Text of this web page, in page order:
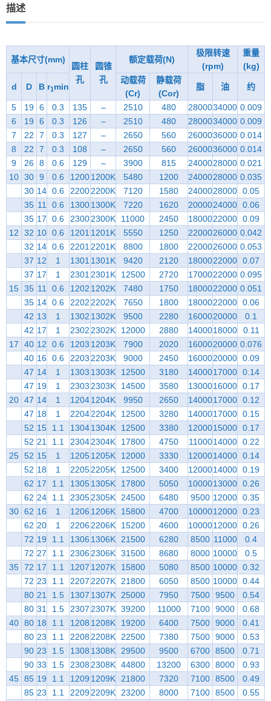
描述
基本尺寸(mm)
圆柱
孔
圆锥
孔
额定载荷(N)
极限转速
(rpm)
重量
(kg)
d D B r1min
动载荷
(Cr)
静载荷
(Cor)
脂 油 约
5 19 6 0.3 135 – 2510 480 2800034000 0.009
6
19 6 0.3 126 – 2510 480 2800034000 0.009
7
22 7 0.3 127 – 2650 560 2600036000 0.014
8
22 7 0.3 108 – 2650 560 2600036000 0.014
9
26 8 0.6 129 – 3900 815 2400028000 0.021
10 30 9 0.6 12001200K 5480 1200 2400028000 0.035
30 14 0.6 22002200K 7120 1580 2400028000 0.05
35 11 0.6 13001300K 7220 1620 2000024000 0.06
35 17 0.6 23002300K 11000 2450 1800022000 0.09
12
32 10 0.6 1201 1201K 5550 1250 2200026000 0.042
32 14 0.6 22012201K 8800 1800 2200026000 0.053
37 12 1 1301 1301K 9420 2120 1800022000 0.07
37 17 1 23012301K 12500 2720 1700022000 0.095
15 35 11 0.6 1202 1202K 7480 1750 1800022000 0.051
35 14 0.6 22022202K 7650 1800 1800022000 0.06
42 13 1 1302 1302K 9500 2280 1600020000
0.1
42 17 1 23022302K 12000 2880 1400018000
0.11
17
40 12 0.6 1203 1203K 7900 2020 1600020000 0.076
40 16 0.6 22032203K 9000 2450 1600020000 0.09
47 14 1 1303 1303K 12500 3180 1400017000 0.14
47 19 1 23032303K 14500 3580 1300016000 0.17
20 47 14 1 12041204K 9950 2650 1400017000 0.12
47 18 1 22042204K 12500 3280 1400017000 0.15
52 15 1.1 13041304K 12500 3380 1200015000 0.17
52 21 1.1 23042304K 17800 4750 1100014000 0.22
25 52 15 1 12051205K 12000 3330 1200014000 0.14
52 18 1 22052205K 12500 3400 1200014000 0.19
62 17 1.1 13051305K 17800 5050 1000013000 0.26
62 24 1.1 23052305K 24500 6480 9500 12000 0.35
30 62 16 1 1206 1206K 15800 4700 1000012000 0.23
62 20 1 22062206K 15200 4600 1000012000 0.26
72 19 1.1 1306 1306K 21500 6280 8500 11000
0.4
72 27 1.1 23062306K 31500 8680 8000 10000
0.5
35 72 17 1.1 1207 1207K 15800 5080 8500 10000 0.32
72 23 1.1 22072207K 21800 6050 8500 10000 0.44
80 21 1.5 1307 1307K 25000 7950 7500 9500
0.54
80 31 1.5 23072307K 39200 11000 7100 9000
0.68
40 80 18 1.1 1208 1208K 19200 6400 7500 9000
0.41
80 23 1.1 22082208K 22500 7380 7500 9000
0.53
90 23 1.5 1308 1308K 29500 9500 6700 8500
0.71
90 33 1.5 23082308K 44800 13200 6300 8000
0.93
45 85 19 1.1 1209 1209K 21800 7320 7100 8500
0.49
85 23 1.1 22092209K 23200 8000 7100 8500
0.55